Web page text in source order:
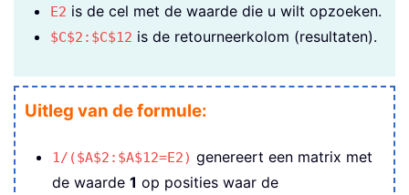
E2 is de cel met de waarde die u wilt opzoeken.
$C$2:$C$12 is de retourneerkolom (resultaten).
Uitleg van de formule:
1/($A$2:$A$12=E2) genereert een matrix met
de waarde 1 op posities waar de